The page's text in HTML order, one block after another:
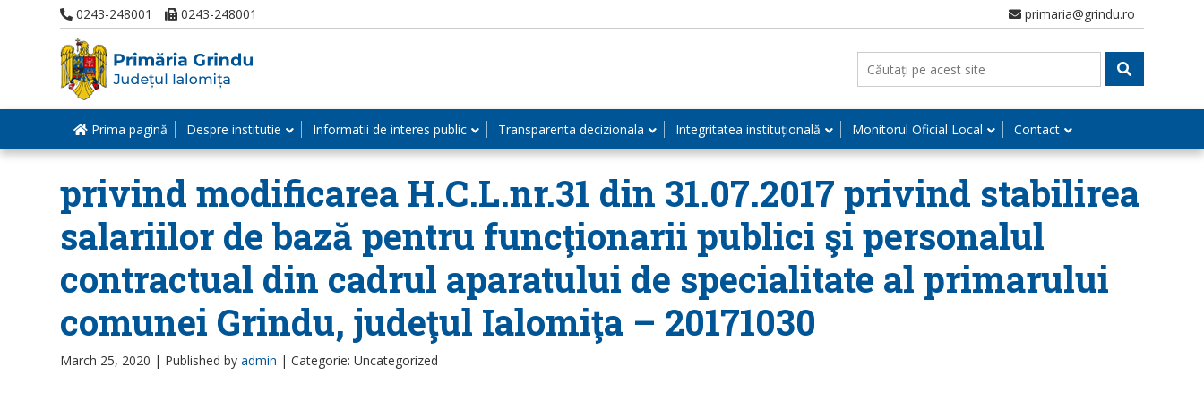
0243-248001 0243-248001 primaria@grindu.ro
Prima pagină Despre institutie Informatii de interes public Transparenta decizionala Integritatea instituțională Monitorul Oficial Local Contact
privind modificarea H.C.L.nr.31 din 31.07.2017 privind stabilirea
salariilor de bază pentru funcţionarii publici şi personalul
contractual din cadrul aparatului de specialitate al primarului
comunei Grindu, judeţul Ialomiţa – 20171030
March 25, 2020 | Published by admin | Categorie: Uncategorized